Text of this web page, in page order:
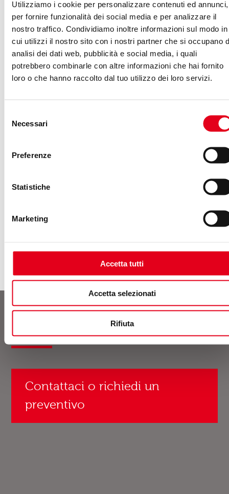
Utilizziamo i cookie per personalizzare contenuti ed annunci,
per fornire funzionalità dei social media e per analizzare il
nostro traffico. Condividiamo inoltre informazioni sul modo in
cui utilizzi il nostro sito con i nostri partner che si occupano
analisi dei dati web, pubblicità e social media, i quali
potrebbero combinarle con altre informazioni che hai fornito
loro o che hanno raccolto dal tuo utilizzo dei loro servizi.
delNecessari
Preferenze
Statistiche
Marketing
Accetta tutti
Accetta selezionati
Rifiuta
combattere troll e fake
news?
FAKE NEWS
MEDIA
qualcosa che è piaciuto, quindi per una sorta
io”) che alle metriche dei brand (“Con questa
me lo mangio”). Una storia d’amore, quella tra
Contatti
Contattaci o richiedi un
preventivo